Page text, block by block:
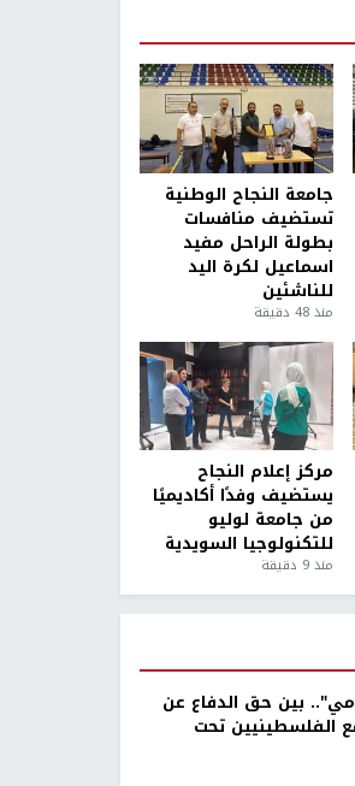
جامعة النجاح الوطنية
تستضيف منافسات
بطولة الراحل مفيد
اسماعيل لكرة اليد
للناشئين
منذ 48 دقيقة
مركز إعلام النجاح
يستضيف وفدًا أكاديميًا
من جامعة لوليو
للتكنولوجيا السويدية
منذ 9 دقيقة
بين حق الدفاع عن
الفلسطينيين تحت